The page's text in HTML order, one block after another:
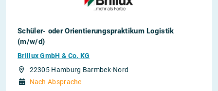
Schüler- oder Orientierungspraktikum Logistik
(m/w/d)
Brillux GmbH & Co. KG
22305 Hamburg Barmbek-Nord
Nach Absprache